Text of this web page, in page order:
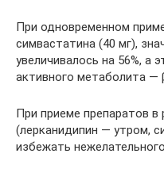
При одновременном
симвастатина (40 мг),
увеличивалось на 56%, а
активного метаболита —
При приеме препаратов в
(лерканидипин — утром,
избежать